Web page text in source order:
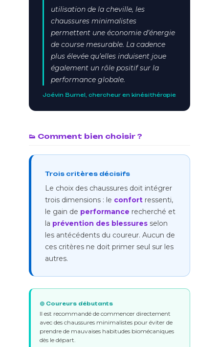
utilisation de la cheville, les
chaussures minimalistes
permettent une économie d’énergie
de course mesurable. La cadence
plus élevée qu’elles induisent joue
également un rôle positif sur la
performance globale.
Joévin Burnel, chercheur en kinésithérapie
👟 Comment bien choisir ?
Trois critères décisifs
Le choix des chaussures doit intégrer
trois dimensions : le confort ressenti,
le gain de performance recherché et
la prévention des blessures selon
les antécédents du coureur. Aucun de
ces critères ne doit primer seul sur les
autres.
🟢 Coureurs débutants
Il est recommandé de commencer directement
avec des chaussures minimalistes pour éviter de
prendre de mauvaises habitudes biomécaniques
dès le départ.